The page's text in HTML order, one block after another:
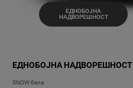
ЕДНОБОЈНА НАДВОРЕШНОСТ
ЕДНОБОЈНА
SNOW бела
ЕДНОБОЈНА
НАДВОРЕШНОСТ